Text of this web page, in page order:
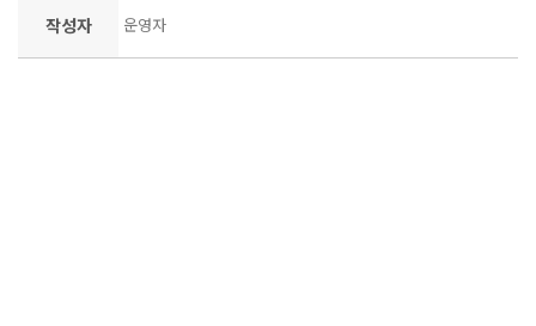
작성자 운영자